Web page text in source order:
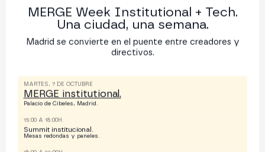
MERGE Week Institutional + Tech.
Una ciudad, una semana.
Madrid se convierte en el puente entre creadores y
directivos.
MARTES, 7 DE OCTUBRE
MERGE institutional.
Palacio de Cibeles, Madrid.
15:00 A 18:00H.
Summit institucional.
Mesas redondas y paneles.